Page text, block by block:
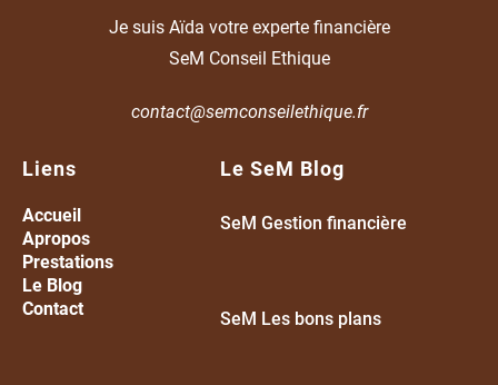
Je suis Aïda votre experte financière
SeM Conseil Ethique
contact@semconseilethique.fr
Liens
Accueil
Apropos
Prestations
Le Blog
Contact
Le SeM Blog
SeM Gestion financière
SeM Les bons plans